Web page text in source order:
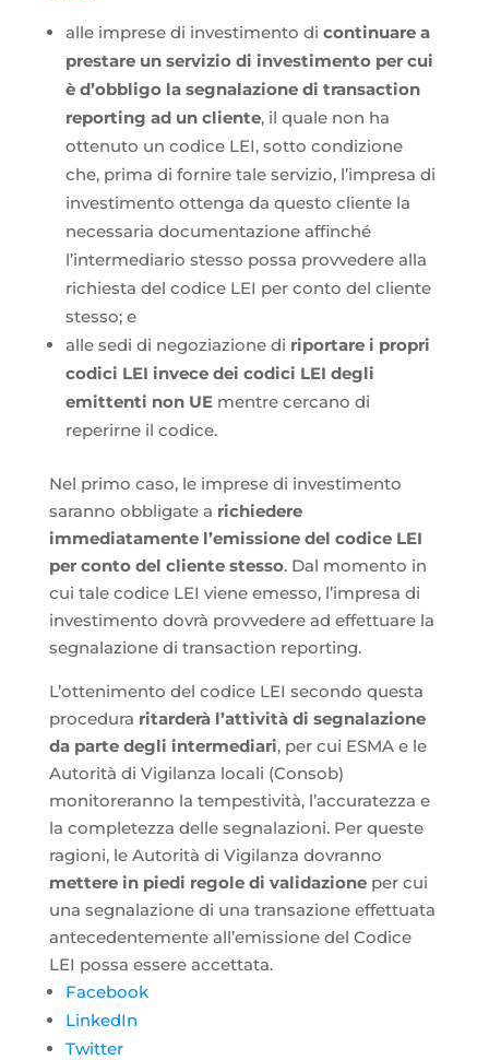
alle imprese di investimento di continuare a
prestare un servizio di investimento per cui
è d’obbligo la segnalazione di transaction
reporting ad un cliente, il quale non ha
ottenuto un codice LEI, sotto condizione
che, prima di fornire tale servizio, l’impresa di
investimento ottenga da questo cliente la
necessaria documentazione affinché
l’intermediario stesso possa provvedere alla
richiesta del codice LEI per conto del cliente
stesso; e
alle sedi di negoziazione di riportare i propri
codici LEI invece dei codici LEI degli
emittenti non UEmentre cercano di
reperirne il codice.
Nel primo caso, le imprese di investimento
saranno obbligate a richiedere
immediatamente l’emissione del codice LEI
per conto del cliente stesso. Dal momento in
cui tale codice LEI viene emesso, l’impresa di
investimento dovrà provvedere ad effettuare la
segnalazione di transaction reporting.
L’ottenimento del codice LEI secondo questa
procedura ritarderà l’attività di segnalazione
da parte degli intermediari, per cui ESMA e le
Autorità di Vigilanza locali (Consob)
monitoreranno la tempestività, l’accuratezza e
la completezza delle segnalazioni. Per queste
ragioni, le Autorità di Vigilanza dovranno
mettere in piedi regole di validazioneper cui
una segnalazione di una transazione effettuata
antecedentemente all’emissione del Codice
LEI possa essere accettata.
Facebook
LinkedIn
Twitter